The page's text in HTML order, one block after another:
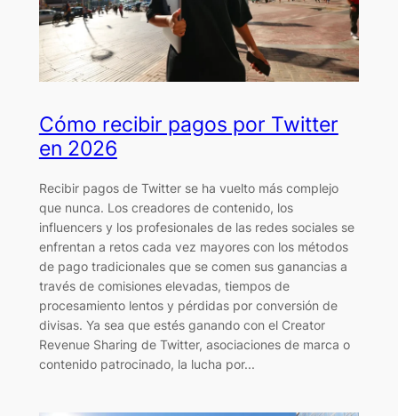
Cómo recibir pagos por Twitter
en 2026
Recibir pagos de Twitter se ha vuelto más complejo
que nunca. Los creadores de contenido, los
influencers y los profesionales de las redes sociales se
enfrentan a retos cada vez mayores con los métodos
de pago tradicionales que se comen sus ganancias a
través de comisiones elevadas, tiempos de
procesamiento lentos y pérdidas por conversión de
divisas. Ya sea que estés ganando con el Creator
Revenue Sharing de Twitter, asociaciones de marca o
contenido patrocinado, la lucha por...